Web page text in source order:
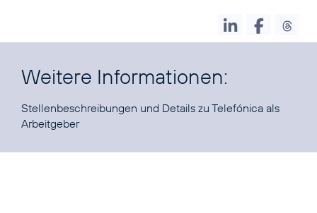
Weitere Informationen:
Stellenbeschreibungen und Details zu Telefónica als
Arbeitgeber